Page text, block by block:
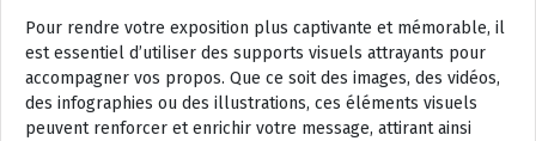
Pour rendre votre exposition plus captivante et mémorable, il
est essentiel d’utiliser des supports visuels attrayants pour
accompagner vos propos. Que ce soit des images, des vidéos,
des infographies ou des illustrations, ces éléments visuels
peuvent renforcer et enrichir votre message, attirant ainsi